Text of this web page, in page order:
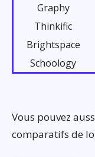
Graphy
Thinkific
Brightspace
Schoology
Vous pouvez
comparatifs de